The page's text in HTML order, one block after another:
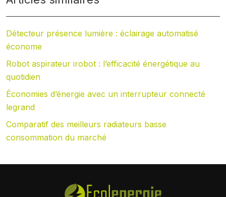
Détecteur présence lumière : éclairage automatisé
économe
Robot aspirateur irobot : l’efficacité énergétique au
quotidien
Économies d’énergie avec un interrupteur connecté
legrand
Comparatif des meilleurs radiateurs basse
consommation du marché